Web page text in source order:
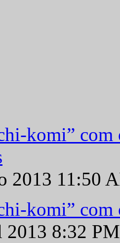
komi” com
2013 11:50
komi” com
2013 8:32